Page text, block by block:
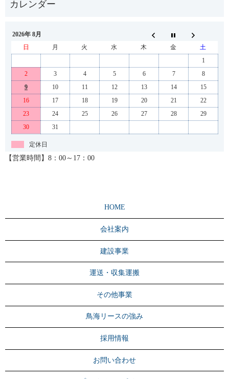
2026年 8月
日
月 火 水 木 金
土
1
2
3 4 5 6 7
8
9
10 11 12 13 14
15
16
17 18 19 20 21
22
23
24 25 26 27 28
29
30
31
定休日
【営業時間】8：00～17：00
HOME
会社案内
建設事業
運送・収集運搬
その他事業
鳥海リースの強み
採用情報
お問い合わせ